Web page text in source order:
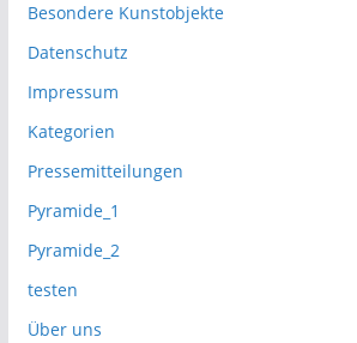
Besondere Kunstobjekte
Datenschutz
Impressum
Kategorien
Pressemitteilungen
Pyramide_1
Pyramide_2
testen
Über uns